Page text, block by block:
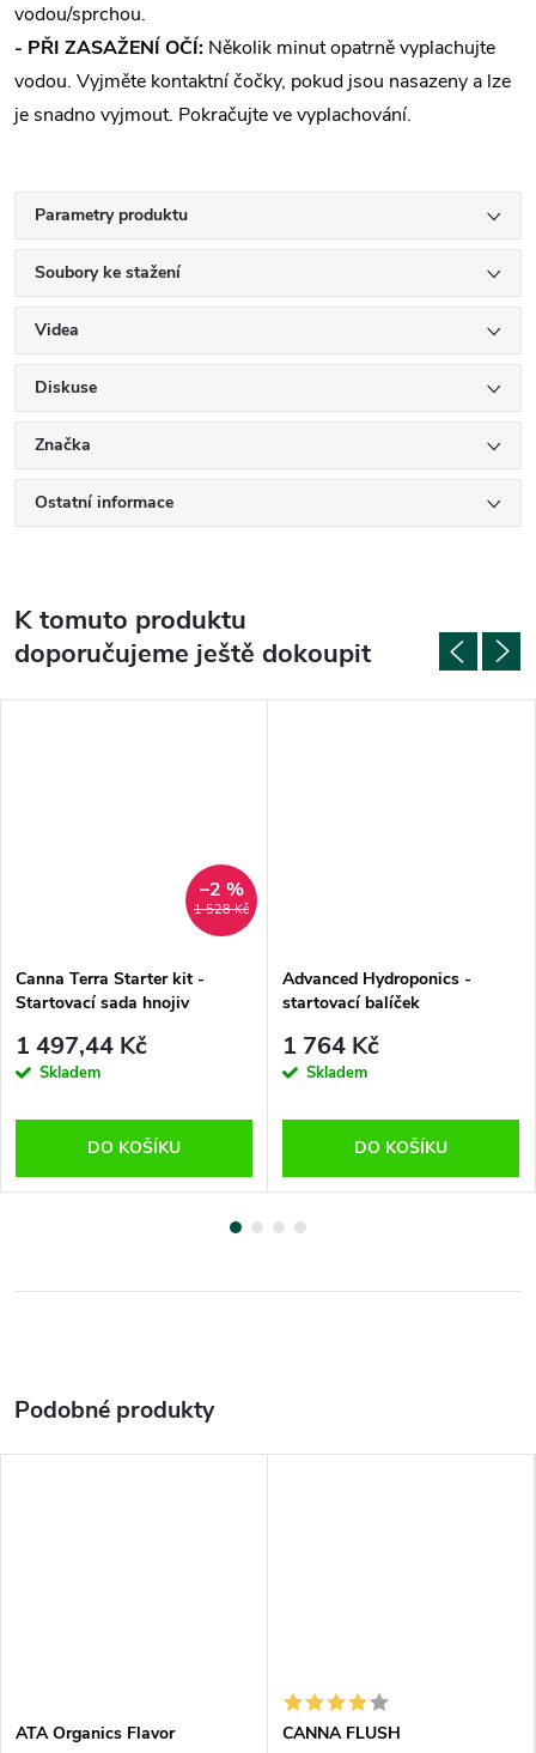
vodou/sprchou.
- PŘI ZASAŽENÍ OČÍ: Několik minut opatrně vyplachujte
vodou. Vyjměte kontaktní čočky, pokud jsou nasazeny a lze
je snadno vyjmout. Pokračujte ve vyplachování.
Parametry produktu
Soubory ke stažení
Videa
Diskuse
Značka
Ostatní informace
K tomuto produktu
doporučujeme ještě dokoupit
1 528 Kč
–2 %
Canna Terra Starter kit -
Startovací sada hnojiv
1 497,44 Kč
Skladem
DO KOŠÍKU
Advanced Hydroponics -
startovací balíček
1 764 Kč
Skladem
DO KOŠÍKU
ATA Organics Flavor CANNA FLUSH